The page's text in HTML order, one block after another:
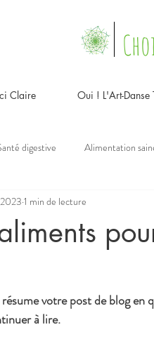
Claire Oui ! L'Art-Danse
digestive Alimentation
1 min de lecture
votre post de blog en
à lire.